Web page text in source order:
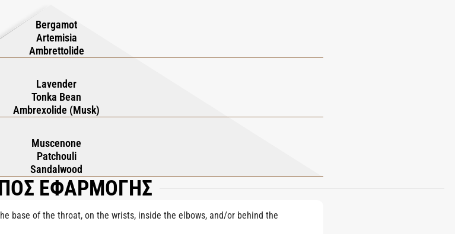
δέρμα που είναι παρήγορο αλλά και πολύ οικείο—ήσυχα πυρακτωμένο, σαν όρκο
Bergamot
Artemisia
Ambrettolide
Lavender
Tonka Bean
Ambrexolide (Musk)
Muscenone
Patchouli
Sandalwood
ΕΦΑΡΜΟΓΗΣ
base of the throat, on the wrists, inside the elbows, and/or behind the